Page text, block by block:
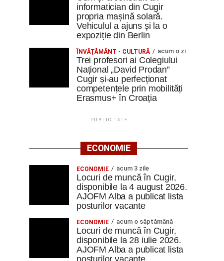
informatician din Cugir
propria mașină solară.
Vehiculul a ajuns și la o
expoziție din Berlin
ÎNVĂŢĂMÂNT - CULTURĂ acum o zi
Trei profesori ai Colegiului
Național „David Prodan”
Cugir și-au perfecționat
competențele prin mobilități
Erasmus+ în Croația
PUBLICITATE
ECONOMIE
ECONOMIE acum 3 zile
Locuri de muncă în Cugir,
disponibile la 4 august 2026.
AJOFM Alba a publicat lista
posturilor vacante
ECONOMIE acum o săptămână
Locuri de muncă în Cugir,
disponibile la 28 iulie 2026.
AJOFM Alba a publicat lista
posturilor vacante